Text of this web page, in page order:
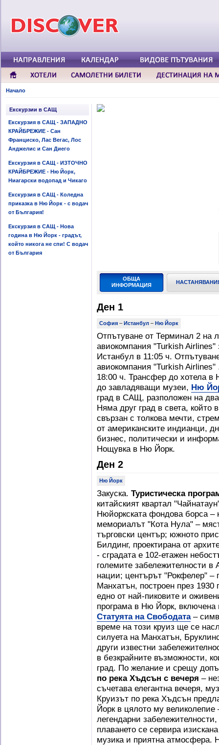
Начало
Екскурзии в САЩ
Екскурзия в САЩ - ЗАПАДНО
КРАЙБРЕЖИЕ - Сан
Франциско, Лас Вегас, Лос
Анджелис и Сан Диего
Екскурзия в САЩ - ИЗТОЧНО
КРАЙБРЕЖИЕ - Ню Йорк,
Ниагарски водопад и Чикаго
Екскурзия в САЩ - Коледна
приказка в Ню Йорк - с водач
от България!
Екскурзия в САЩ - Нова
година в Ню Йорк - градът,
който никога не спи! С водач
от България
ОБЩА
ИНФОРМАЦИЯ
Ден 1
София – Истанбул – Ню Йорк
Отпътуване от Терминал 2 на
авиокомпания "Turkish
Истанбул в 11:05 ч.
авиокомпания "Turkish
18:00 ч. Трансфер до хотела в
до завладяващи музеи, Ню
град в САЩ, разположен на
Няма друг град в света, който
свързан с толкова мечти,
от американските индианци,
бизнес, политически и
Нощувка в Ню Йорк.
Ден 2
Ню Йорк
Закуска. Туристическа
китайският квартал
Нюйоркската фондова борса –
мемориалът "Кота Нула" –
търговски център; южното
Билдинг, проектирана от
- сградата е 102-етажен
големите забележителности
нации; центърът "Рокфелер" –
Манхатън, построен през
едно от най-пиковите и
програма в Ню Йорк,
Статуята на Свободата–
време на този круиз ще се
силуета на Манхатън,
други известни
в безкрайните възможности,
град. По желание и срещу
по река Хъдсън с вечеря –
съчетава елегантна вечеря,
Круизът по река Хъдсън
Йорк в цялото му великолепие
легендарни
плаването се сервира
музика и приятна атмосфера.